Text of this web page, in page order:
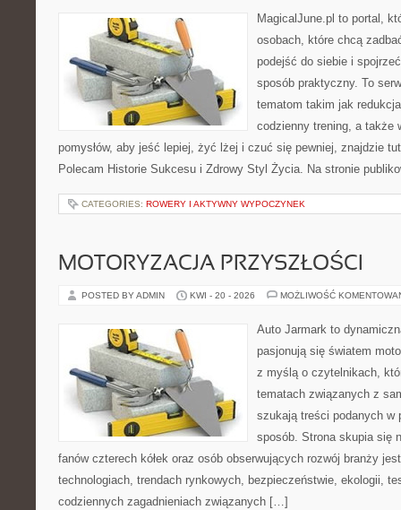
MagicalJune.pl to portal,
osobach, które chcą
podejść do siebie i
sposób praktyczny. To
tematom takim jak
codzienny trening, a także
pomysłów, aby jeść lepiej, żyć lżej i czuć się pewniej, znajdzie
Polecam Historie Sukcesu i Zdrowy Styl Życia. Na stronie
CATEGORIES: ROWERY I AKTYWNY WYPOCZYNEK
MOTORYZACJA PRZYSZŁOŚCI
POSTED BY ADMIN KWI - 20 - 2026 MOŻLIWOŚĆ
Auto Jarmark to
pasjonują się światem
z myślą o czytelnikach,
tematach związanych z
szukają treści podanych w
sposób. Strona skupia się
fanów czterech kółek oraz osób obserwujących rozwój branży
technologiach, trendach rynkowych, bezpieczeństwie, ekologii,
codziennych zagadnieniach związanych […]